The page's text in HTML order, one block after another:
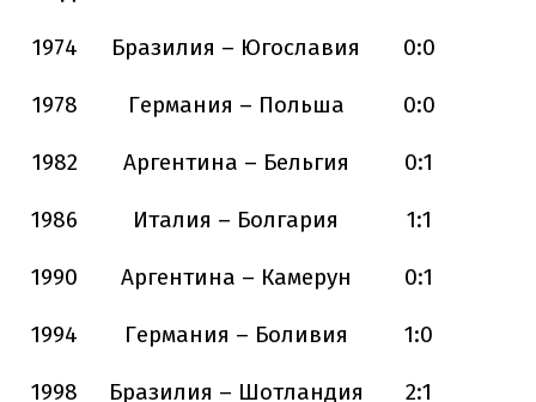
1974 Бразилия – Югославия 0:0
1978 Германия – Польша 0:0
1982 Аргентина – Бельгия 0:1
1986 Италия – Болгария 1:1
1990 Аргентина – Камерун 0:1
1994 Германия – Боливия 1:0
1998 Бразилия – Шотландия 2:1